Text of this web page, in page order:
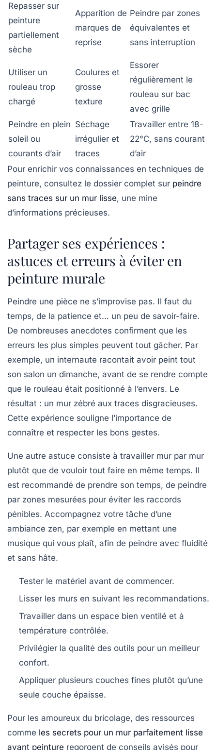
Repasser sur
peinture
partiellement
sèche
Apparition de
marques de
reprise
Peindre par zones
équivalentes et
sans interruption
Utiliser un
rouleau trop
chargé
Coulures et
grosse
texture
Essorer
régulièrement le
rouleau sur bac
avec grille
Peindre en plein
soleil ou
courants d’air
Séchage
irrégulier et
traces
Travailler entre 18-
22°C, sans courant
d’air
Pour enrichir vos connaissances en techniques de
peinture, consultez le dossier complet sur peindre
sans traces sur un mur lisse, une mine
d’informations précieuses.
Partager ses expériences :
astuces et erreurs à éviter en
peinture murale
Peindre une pièce ne s’improvise pas. Il faut du
temps, de la patience et… un peu de savoir-faire.
De nombreuses anecdotes confirment que les
erreurs les plus simples peuvent tout gâcher. Par
exemple, un internaute racontait avoir peint tout
son salon un dimanche, avant de se rendre compte
que le rouleau était positionné à l’envers. Le
résultat : un mur zébré aux traces disgracieuses.
Cette expérience souligne l’importance de
connaître et respecter les bons gestes.
Une autre astuce consiste à travailler mur par mur
plutôt que de vouloir tout faire en même temps. Il
est recommandé de prendre son temps, de peindre
par zones mesurées pour éviter les raccords
pénibles. Accompagnez votre tâche d’une
ambiance zen, par exemple en mettant une
musique qui vous plaît, afin de peindre avec fluidité
et sans hâte.
Tester le matériel avant de commencer.
Lisser les murs en suivant les recommandations.
Travailler dans un espace bien ventilé et à
température contrôlée.
Privilégier la qualité des outils pour un meilleur
confort.
Appliquer plusieurs couches fines plutôt qu’une
seule couche épaisse.
Pour les amoureux du bricolage, des ressources
comme les secrets pour un mur parfaitement lisse
avant peinture regorgent de conseils avisés pour